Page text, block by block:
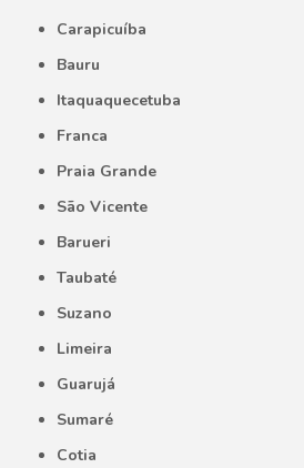
Carapicuíba
Bauru
Itaquaquecetuba
Franca
Praia Grande
São Vicente
Barueri
Taubaté
Suzano
Limeira
Guarujá
Sumaré
Cotia